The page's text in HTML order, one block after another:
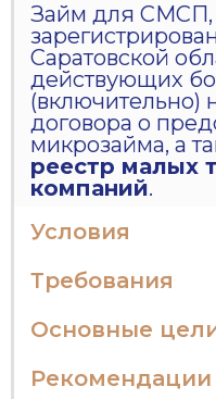
Займ для СМСП,
Саратовской
действующих
(включительно)
договора о
микрозайма, а
реестр малых
компаний.
Условия
Требования
Основные
Рекомендации